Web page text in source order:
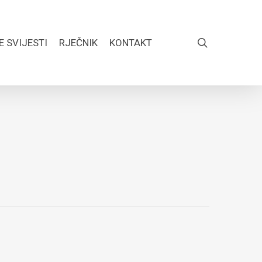
SVIJESTI RJEČNIK KONTAKT FACEBOOK